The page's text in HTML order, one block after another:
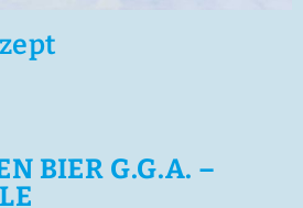
BIER G.G.A. –